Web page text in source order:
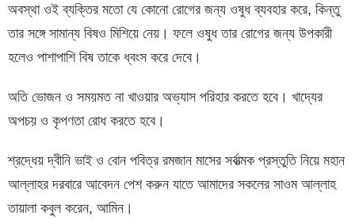
অবস্থা ওই ব্যক্তির মতো যে কোনো রোগের জন্য ওষুধ ব্যবহার করে, কিন্তু
তার সঙ্গে সামান্য বিষও মিশিয়ে নেয়। ফলে ওষুধ তার রোগের জন্য উপকারী
হলেও পাশাপাশি বিষ তাকে ধ্বংস করে দেবে।
অতি ভোজন ও সময়মত না খাওয়ার অভ্যাস পরিহার করতে হবে। খাদ্যের
অপচয় ও কৃপণতা রোধ করতে হবে।
শ্রদ্ধেয় দ্বীনি ভাই ও বোন পবিত্র রমজান মাসের সর্বাত্মক প্রস্তুতি নিয়ে মহান
আল্লাহর দরবারে আবেদন পেশ করুন যাতে আমাদের সকলের সাওম আল্লাহ
তায়ালা কবুল করেন, আমিন।